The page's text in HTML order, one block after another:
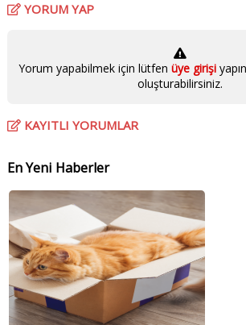
YORUM YAP
Yorum yapabilmek için lütfenüye girişi
oluşturabilirsiniz.
KAYITLI YORUMLAR
En Yeni Haberler